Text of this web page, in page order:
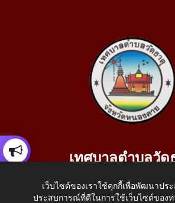
เทศบาลตำบลวัด
อ.เมือง จ.หนองคาย
เว็บไซต์ของเราใช้คุกกี้เพื่อพัฒนาปร
ประสบการณ์ที่ดีในการใช้เว็บไซต์ของ